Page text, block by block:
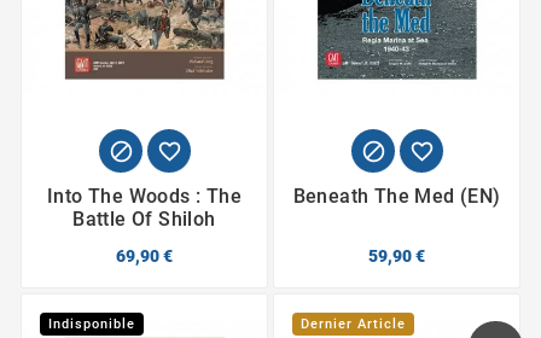
 
Into The Woods : The
Battle Of Shiloh
69,90 €
 
Beneath The Med (EN)
59,90 €
Indisponible Dernier Article